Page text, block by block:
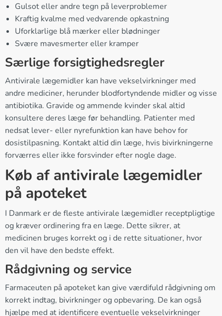
Gulsot eller andre tegn på leverproblemer
Kraftig kvalme med vedvarende opkastning
Uforklarlige blå mærker eller blødninger
Svære mavesmerter eller kramper
Særlige forsigtighedsregler
Antivirale lægemidler kan have vekselvirkninger med
andre mediciner, herunder blodfortyndende midler og visse
antibiotika. Gravide og ammende kvinder skal altid
konsultere deres læge før behandling. Patienter med
nedsat lever- eller nyrefunktion kan have behov for
dosistilpasning. Kontakt altid din læge, hvis bivirkningerne
forværres eller ikke forsvinder efter nogle dage.
Køb af antivirale lægemidler
på apoteket
I Danmark er de fleste antivirale lægemidler receptpligtige
og kræver ordinering fra en læge. Dette sikrer, at
medicinen bruges korrekt og i de rette situationer, hvor
den vil have den bedste effekt.
Rådgivning og service
Farmaceuten på apoteket kan give værdifuld rådgivning om
korrekt indtag, bivirkninger og opbevaring. De kan også
hjælpe med at identificere eventuelle vekselvirkninger